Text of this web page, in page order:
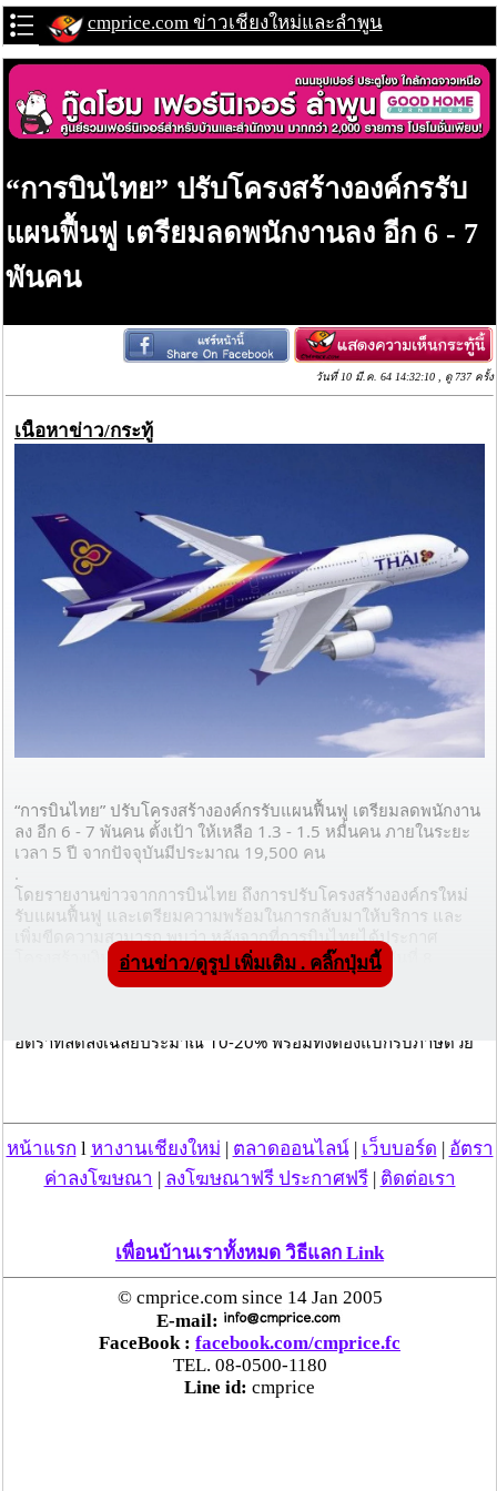
cmprice.com ข่าวเชียงใหม่และลำพูน
“การบินไทย” ปรับโครงสร้างองค์กรรับ
แผนฟื้นฟู เตรียมลดพนักงานลง อีก 6 - 7
พันคน
วันที่ 10 มี.ค. 64 14:32:10 , ดู 737 ครั้ง
เนื้อหาข่าว/กระทู้
“การบินไทย” ปรับโครงสร้างองค์กรรับแผนฟื้นฟู เตรียมลดพนักงาน
ลง อีก 6 - 7 พันคน ตั้งเป้า ให้เหลือ 1.3 - 1.5 หมื่นคน ภายในระยะ
เวลา 5 ปี จากปัจจุบันมีประมาณ 19,500 คน
.
โดยรายงานข่าวจากการบินไทย ถึงการปรับโครงสร้างองค์กรใหม่
รับแผนฟื้นฟู และเตรียมความพร้อมในการกลับมาให้บริการ และ
เพิ่มขีดความสามารถ พบว่า หลังจากที่การบินไทยได้ประกาศ
โครงสร้างเงินเดือนใหม่สำหรับพนักงานทั้งหมดไปเมื่อวันที่ 8
มีนาคม ที่ผ่านมา ได้สร้างความสับสนให้กับพนักงานไม่น้อย
อัตราที่ลดลงเฉลี่ยประมาณ 10-20% พร้อมทั้งต้องแบกรับภาษีด้วย
.
หากไม่เห็นด้วยกับแนวทางใหม่ ก็สามารถเข้าร่วมโครงการร่วมใจ
จากองค์กรแผน C ได้ ส่วนคนที่ยอมรับเงื่อนไขใหม่ การบินไทยจะ
เปิดให้ลงชื่อสมัครตั้งแต่วันที่ 11-19 มีนาคมนี้ จากนั้นจะมีหน่วย
แหล่งข่าวกล่าวด้วยว่า การให้พนักงานทั้งหมดทำสัญญาจ้างใหม่ครั้ง
นี้เป็นหนึ่งในแผนปรับลดจำนวนพนักงาน จากปัจจุบันที่มีอยู่
ประมาณ 19,500 คน ให้เหลือประมาณ 13,000 - 15,000 ภายใน
ระยะเวลา 5 ปีนับจากนี้ หรือ มีเป้าหมายการเอาพนักงานออกราว
ซึ่งบ่ายวันนี้ รัฐมนตรีว่าการกระทรวงแรงงาน ได้เรียกผู้บริหารฝ่าย
อ่านข่าว/ดูรูป เพิ่มเติม . คลิ๊กปุ่มนี้
หน้าแรก l หางานเชียงใหม่ ตลาดออนไลน์| เว็บบอร์ด
อัตรา
ค่าลงโฆษณา
ลงโฆษณาฟรี ประกาศฟรี| ติดต่อเรา
เพื่อนบ้านเราทั้งหมด วิธีแลก Link
© cmprice.com since 14 Jan 2005
E-mail:
FaceBook : facebook.com/cmprice.fc
TEL. 08-0500-1180
Line id: cmprice